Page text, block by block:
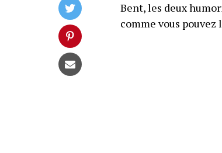
Bent, les deux
comme vous pouvez